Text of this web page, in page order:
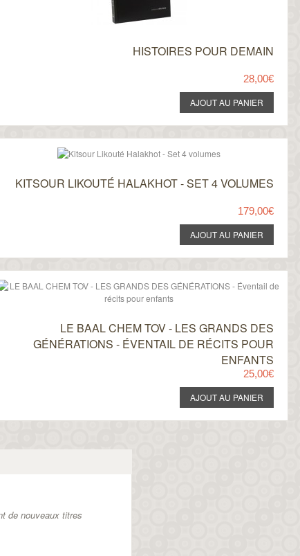
HISTOIRES POUR DEMAIN
28,00€
KITSOUR LIKOUTÉ HALAKHOT - SET 4 VOLUMES
179,00€
LE BAAL CHEM TOV - LES GRANDS DES
GÉNÉRATIONS - ÉVENTAIL DE RÉCITS POUR
ENFANTS
25,00€
de nouveaux titres